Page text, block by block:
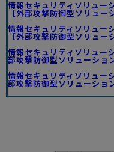
情報セキュリティソリュー
【外部攻撃防御型ソリュー
情報セキュリティソリュー
【外部攻撃防御型ソリュー
情報セキュリティソリュー
部攻撃防御型ソリューショ
情報セキュリティソリュー
部攻撃防御型ソリューショ